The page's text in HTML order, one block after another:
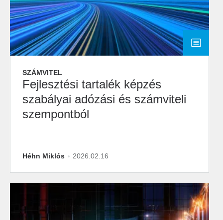
SZÁMVITEL
Fejlesztési tartalék képzés
szabályai adózási és számviteli
szempontból
Héhn Miklós 2026.02.16